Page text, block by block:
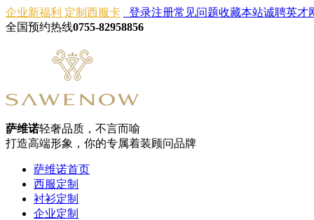
企业新福利 定制西服卡 登录注册常见问题收藏本站诚聘英才
全国预约热线0755-82958856
萨维诺轻奢品质，不言而喻
打造高端形象，你的专属着装顾问品牌
萨维诺首页
西服定制
衬衫定制
企业定制